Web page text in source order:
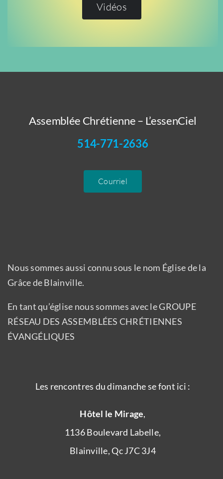
Vidéos
Assemblée Chrétienne – L’essenCiel
514-771-2636
Courriel
Nous sommes aussi connu sous le nom Église de la
Grâce de Blainville.
En tant qu’église nous sommes avec le GROUPE
RÉSEAU DES ASSEMBLÉES CHRÉTIENNES
ÉVANGÉLIQUES
Les rencontres du dimanche se font ici :
Hôtel le Mirage,
1136 Boulevard Labelle,
Blainville, Qc J7C 3J4